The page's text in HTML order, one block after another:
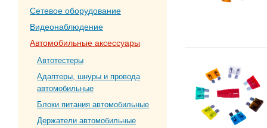
Сетевое оборудование
Видеонаблюдение
Автомобильные аксессуары
Автотестеры
Адаптеры, шнуры и провода
автомобильные
Блоки питания автомобильные
Держатели автомобильные